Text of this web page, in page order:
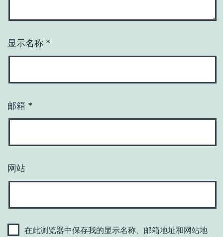
显示名称 *
邮箱 *
网站
在此浏览器中保存我的显示名称、邮箱地址和网站地